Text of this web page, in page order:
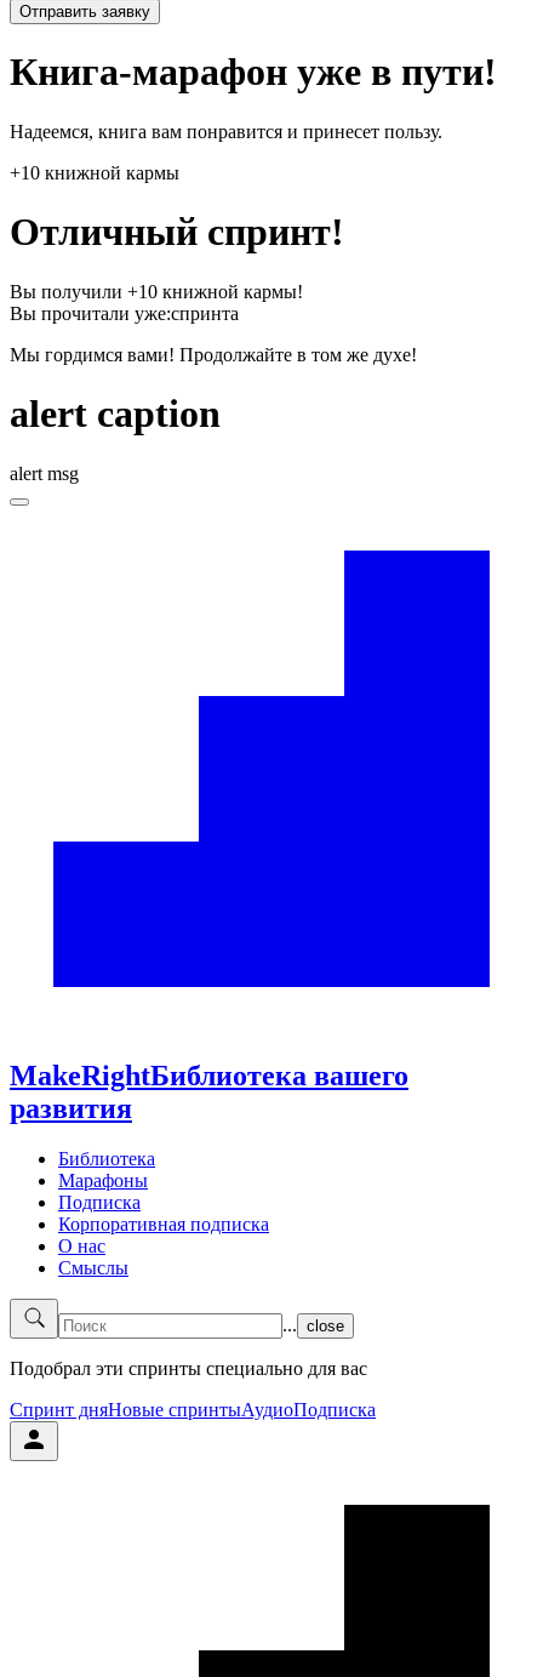
Книга-марафон уже в пути!
Надеемся, книга вам понравится и принесет пользу.
+10 книжной кармы
Отличный спринт!
Вы получили +10 книжной кармы!
Вы прочитали уже:спринта
Мы гордимся вами! Продолжайте в том же духе!
alert caption
alert msg
MakeRightБиблиотека вашего
развития
Библиотека
Марафоны
Подписка
Корпоративная подписка
О нас
Смыслы
... close
Подобрал эти спринты специально для вас
Спринт дняНовые спринтыАудиоПодписка